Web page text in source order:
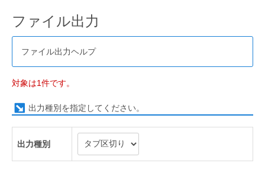
ファイル出力
ファイル出力ヘルプ
対象は1件です。
出力種別を指定してください。
出力種別